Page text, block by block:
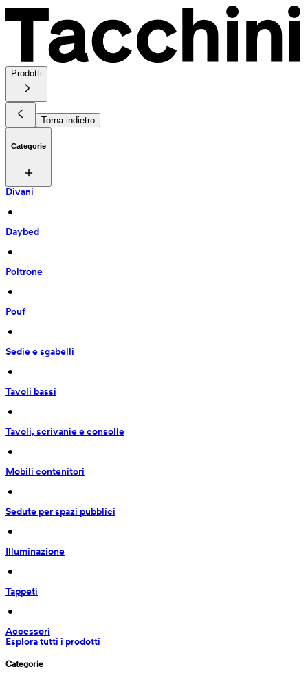
Prodotti
Torna indietro
Categorie
Divani
•
Daybed
•
Poltrone
•
Pouf
•
Sedie e sgabelli
•
Tavoli bassi
•
Tavoli, scrivanie e consolle
•
Mobili contenitori
•
Sedute per spazi pubblici
•
Illuminazione
•
Tappeti
•
Accessori
Esplora tutti i prodotti
Categorie